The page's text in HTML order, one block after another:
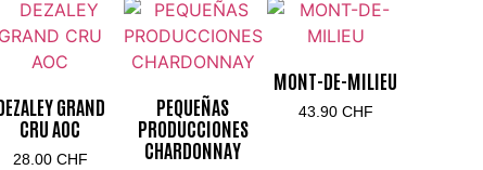
GRAND
CRU AOC
28.00 CHF
PEQUEÑAS
PRODUCCIONES
CHARDONNAY
MONT-DE-MILIEU
43.90 CHF